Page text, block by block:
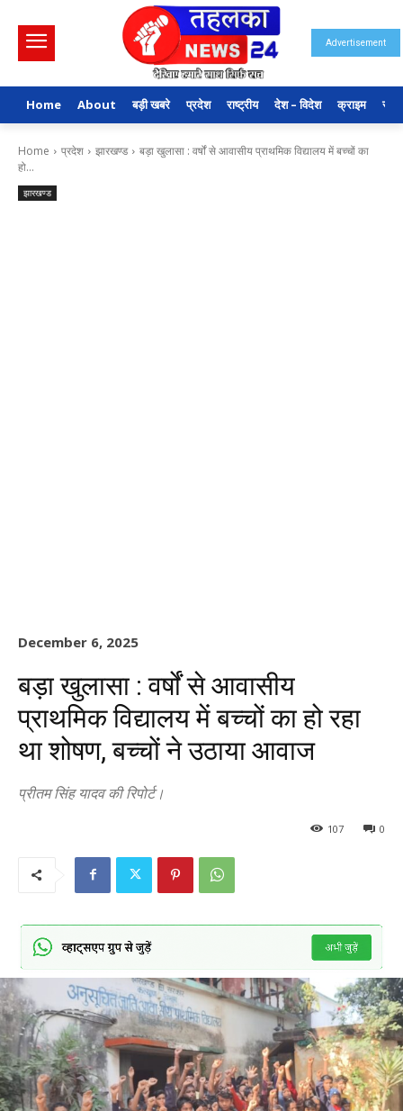
Advertisement
Home About बड़ी खबरे प्रदेश राष्ट्रीय देश – विदेश क्राइम
Home प्रदेश झारखण्ड
बड़ा खुलासा : वर्षों से आवासीय प्राथमिक विद्यालय में बच्चों का
हो...
झारखण्ड
December 6, 2025
बड़ा खुलासा : वर्षों से आवासीय
प्राथमिक विद्यालय में बच्चों का हो रहा
था शोषण, बच्चों ने उठाया आवाज
प्रीतम सिंह यादव की रिपोर्ट।
0
107